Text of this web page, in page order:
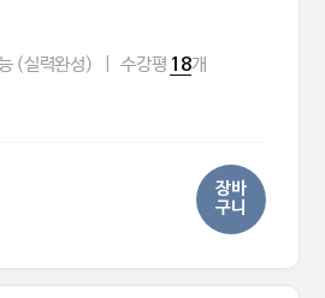
(실력완성) 수강평 18개
장바
구니